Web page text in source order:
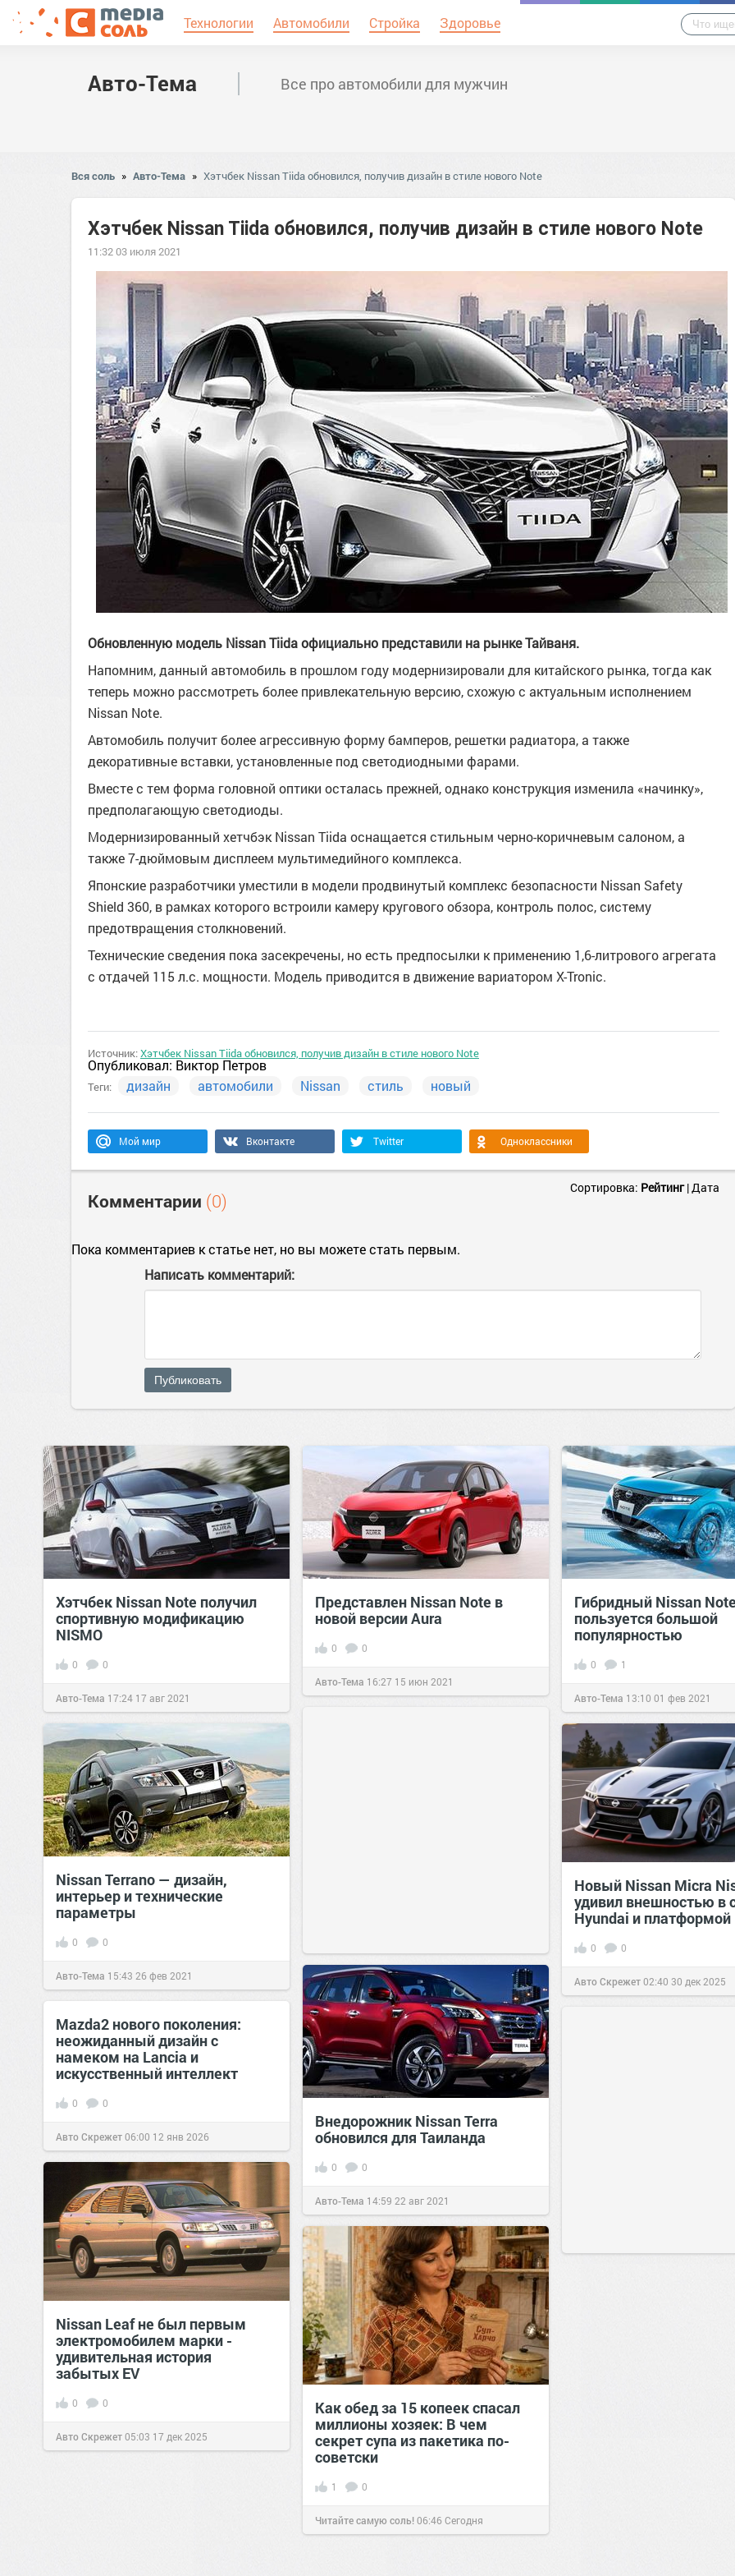
Технологии Автомобили Стройка Здоровье
Авто-Тема Все про автомобили для мужчин
Вся соль » Авто-Тема » Хэтчбек Nissan Tiida обновился, получив дизайн в стиле нового Note
Хэтчбек Nissan Tiida обновился, получив дизайн в стиле нового Note
11:32 03 июля 2021
Обновленную модель Nissan Tiida официально представили на рынке Тайваня.
Напомним, данный автомобиль в прошлом году модернизировали для китайского рынка, тогда как
теперь можно рассмотреть более привлекательную версию, схожую с актуальным исполнением
Nissan Note.
Автомобиль получит более агрессивную форму бамперов, решетки радиатора, а также
декоративные вставки, установленные под светодиодными фарами.
Вместе с тем форма головной оптики осталась прежней, однако конструкция изменила «начинку»,
предполагающую светодиоды.
Модернизированный хетчбэк Nissan Tiida оснащается стильным черно-коричневым салоном, а
также 7-дюймовым дисплеем мультимедийного комплекса.
Японские разработчики уместили в модели продвинутый комплекс безопасности Nissan Safety
Shield 360, в рамках которого встроили камеру кругового обзора, контроль полос, систему
предотвращения столкновений.
Технические сведения пока засекречены, но есть предпосылки к применению 1,6-литрового агрегата
с отдачей 115 л.с. мощности. Модель приводится в движение вариатором X-Tronic.
Источник:Хэтчбек Nissan Tiida обновился, получив дизайн в стиле нового Note
Опубликовал: Виктор Петров
Теги: дизайн автомобили Nissan стиль новый
Мой мир Вконтакте Twitter Одноклассники
Комментарии (0)
Сортировка: Рейтинг|Дата
Пока комментариев к статье нет, но вы можете стать первым.
Написать комментарий:
Публиковать
Хэтчбек Nissan Note получил
спортивную модификацию
NISMO
0 0
Авто-Тема 17:24 17 авг 2021
Представлен Nissan Note в
новой версии Aura
0 0
Авто-Тема 16:27 15 июн 2021
Гибридный Nissan
пользуется большой
популярностью
0 1
Авто-Тема 13:10 01 фев 2021
Nissan Terrano — дизайн,
интерьер и технические
параметры
0 0
Авто-Тема 15:43 26 фев 2021
Новый Nissan Micra
удивил внешностью в
Hyundai и платформой
0 0
Авто Скрежет02:40 30 дек 2025
Внедорожник Nissan Terra
обновился для Таиланда
0 0
Авто-Тема 14:59 22 авг 2021
Mazda2 нового поколения:
неожиданный дизайн с
намеком на Lancia и
искусственный интеллект
0 0
Авто Скрежет06:00 12 янв 2026
Nissan Leaf не был первым
электромобилем марки -
удивительная история
забытых EV
0 0
Авто Скрежет05:03 17 дек 2025
Как обед за 15 копеек спасал
миллионы хозяек: В чем
секрет супа из пакетика по-
советски
1 0
Читайте самую соль!06:46Сегодня